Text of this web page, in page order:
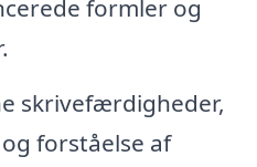
formler og
skrivefærdigheder,
forståelse af